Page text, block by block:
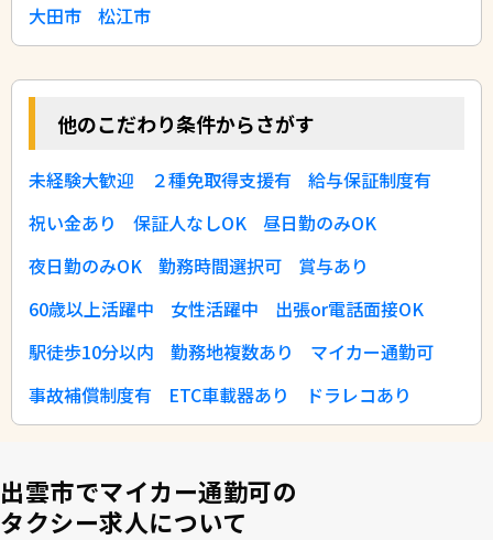
大田市 松江市
他のこだわり条件からさがす
未経験大歓迎 ２種免取得支援有
給与保証制度有
祝い金あり
保証人なしOK
昼日勤のみOK
夜日勤のみOK
勤務時間選択可
賞与あり
60歳以上活躍中
女性活躍中
出張or電話面接OK
駅徒歩10分以内
勤務地複数あり
マイカー通勤可
事故補償制度有
ETC車載器あり ドラレコあり
出雲市でマイカー通勤可の
タクシー求人について